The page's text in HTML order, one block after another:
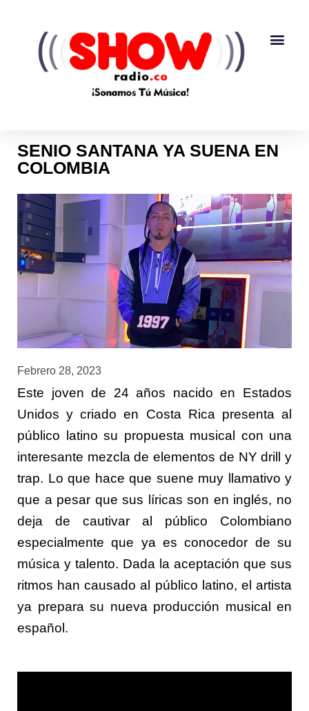
SENIO SANTANA YA SUENA EN
COLOMBIA
Febrero 28, 2023
Este joven de 24 años nacido en Estados
Unidos y criado en Costa Rica presenta al
público latino su propuesta musical con una
interesante mezcla de elementos de NY drill y
trap. Lo que hace que suene muy llamativo y
que a pesar que sus líricas son en inglés, no
deja de cautivar al público Colombiano
especialmente que ya es conocedor de su
música y talento. Dada la aceptación que sus
ritmos han causado al público latino, el artista
ya prepara su nueva producción musical en
español.